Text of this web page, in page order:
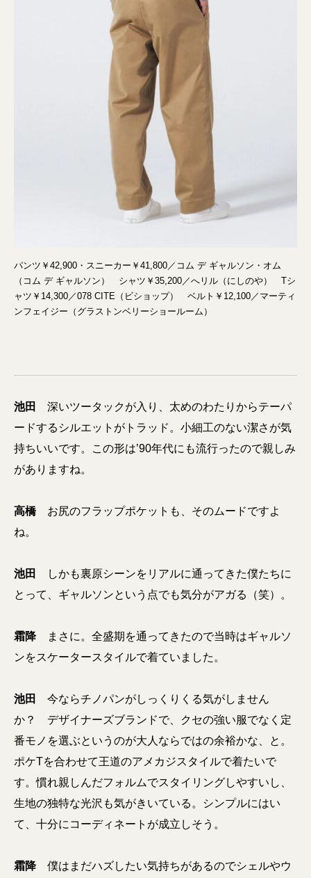
パンツ￥42,900・スニーカー￥41,800／コム デ ギャルソン・オム
（コム デ ギャルソン） シャツ￥35,200／へリル（にしのや） Tシ
ャツ￥14,300／078 CITE（ビショップ） ベルト￥12,100／マーティ
ンフェイジー（グラストンベリーショールーム）
池田
深いツータックが入り、太めのわたりからテーパ
ードするシルエットがトラッド。小細工のない潔さが気
持ちいいです。
この形は’90年代にも流行ったので親しみ
がありますね。
高橋お尻のフラップポケットも、そのムードですよ
ね。
池田
しかも裏原シーンをリアルに通ってきた僕たちに
とって、ギャルソンという点でも気分がアガる（笑）。
霜降 まさに。全盛期を通ってきたので当時はギャルソ
ンをスケータースタイルで着ていました。
池田
今ならチノパンがしっくりくる気がしません
か？ デザイナーズブランドで、クセの強い服でなく定
番モノを選ぶというのが大人ならではの余裕かな、と 。
ポケTを合わせて王道のアメカジスタイルで着たいで
す。慣れ親しんだフォルムでスタイリングしやすいし、
生地の独特な光沢も気がきいている。シンプルにはい
て、十分にコーディネートが成立しそう。
霜降 僕はまだハズしたい気持ちがあるのでシェルやウ